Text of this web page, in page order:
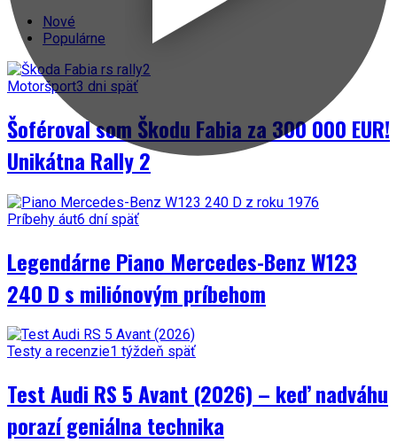
Nové
Populárne
Motoršport3 dni späť
Šoféroval som Škodu Fabia za 300 000 EUR!
Unikátna Rally 2
Príbehy áut6 dní späť
Legendárne Piano Mercedes-Benz W123
240 D s miliónovým príbehom
Testy a recenzie1 týždeň späť
Test Audi RS 5 Avant (2026) – keď nadváhu
porazí geniálna technika